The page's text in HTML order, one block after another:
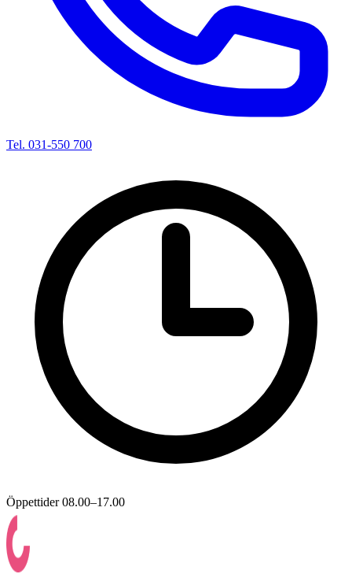
Tel. 031-550 700
Öppettider 08.00–17.00